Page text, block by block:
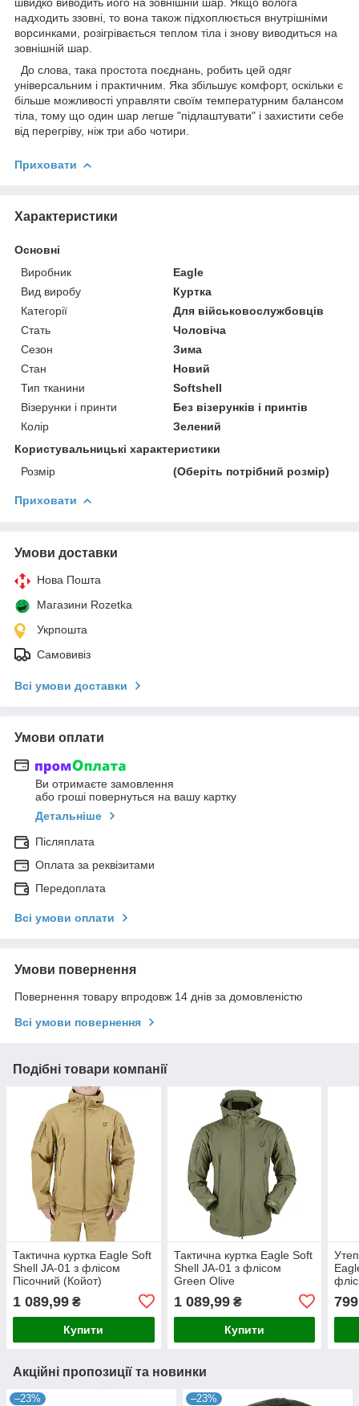
надходить ззовні, то вона також підхоплюється внутрішніми
ворсинками, розігрівається теплом тіла і знову виводиться на
зовнішній шар.
До слова, така простота поєднань, робить цей одяг
універсальним і практичним. Яка збільшує комфорт, оскільки є
більше можливості управляти своїм температурним балансом
тіла, тому що один шар легше "підлаштувати" і захистити себе
від перегріву, ніж три або чотири.
Приховати
Характеристики
Основні
Виробник
Eagle
Вид виробу
Куртка
Категорії
Для військовослужбовців
Стать
Чоловіча
Сезон
Зима
Стан
Новий
Тип тканини
Softshell
Візерунки і принти
Без візерунків і принтів
Колір
Зелений
Користувальницькі характеристики
Розмір
(Оберіть потрібний розмір)
Приховати
Умови доставки
Нова Пошта
Магазини Rozetka
Укрпошта
Самовивіз
Всі умови доставки
Умови оплати
Ви отримаєте замовлення
або гроші повернуться на вашу картку
Детальніше
Післяплата
Оплата за реквізитами
Передоплата
Всі умови оплати
Умови повернення
Повернення товару впродовж 14 днів за домовленістю
Всі умови повернення
Подібні товари компанії
Тактична куртка Eagle Soft
Shell JA-01 з флісом
Пісочний (Койот)
1 089,99 ₴
Купити
Тактична куртка Eagle Soft
Shell JA-01 з флісом
Green Olive
1 089,99₴
Купити
Акційні пропозиції та новинки
–23% –23%